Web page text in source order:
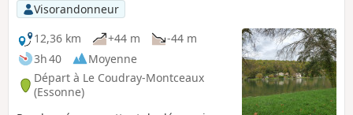
Visorandonneur
12,36 km
+44 m
-44 m
3h 40
Moyenne
Départ à Le Coudray-Montceaux
(Essonne)